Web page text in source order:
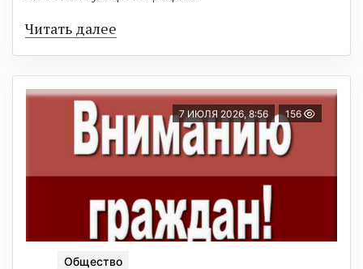
Читать далее
7 ИЮЛЯ 2026, 8:56 156
Общество